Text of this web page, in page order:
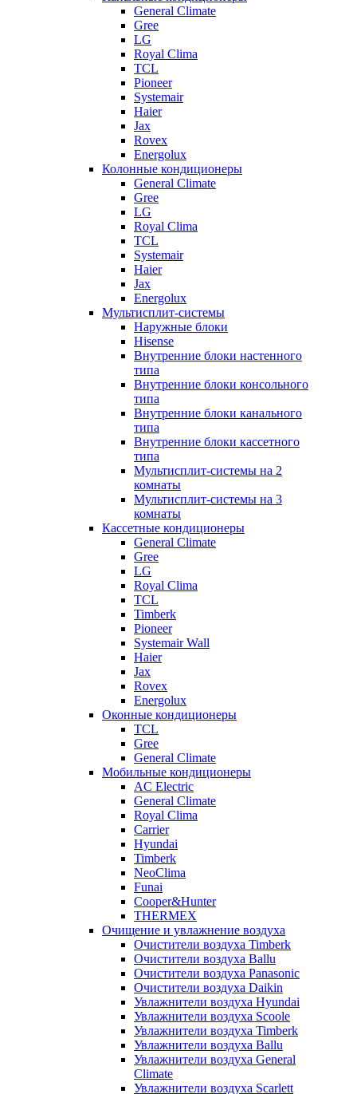
General Climate
Gree
LG
Royal Clima
TCL
Pioneer
Systemair
Haier
Jax
Rovex
Energolux
Колонные кондиционеры
General Climate
Gree
LG
Royal Clima
TCL
Systemair
Haier
Jax
Energolux
Мультисплит-системы
Наружные блоки
Hisense
Внутренние блоки настенного
типа
Внутренние блоки консольного
типа
Внутренние блоки канального
типа
Внутренние блоки кассетного
типа
Мультисплит-системы на 2
комнаты
Мультисплит-системы на 3
комнаты
Кассетные кондиционеры
General Climate
Gree
LG
Royal Clima
TCL
Timberk
Pioneer
Systemair Wall
Haier
Jax
Rovex
Energolux
Оконные кондиционеры
TCL
Gree
General Climate
Мобильные кондиционеры
AC Electric
General Climate
Royal Clima
Carrier
Hyundai
Timberk
NeoClima
Funai
Cooper&Hunter
THERMEX
Очищение и увлажнение воздуха
Очистители воздуха Timberk
Очистители воздуха Ballu
Очистители воздуха Panasonic
Очистители воздуха Daikin
Увлажнители воздуха Hyundai
Увлажнители воздуха Scoole
Увлажнители воздуха Timberk
Увлажнители воздуха Ballu
Увлажнители воздуха General
Climate
Увлажнители воздуха Scarlett